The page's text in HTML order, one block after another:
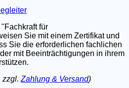
für
Sie mit einem Zertifikat und
Sie die erforderlichen fachlichen
mit Beeinträchtigungen in ihrem
zzgl. Zahlung & Versand)